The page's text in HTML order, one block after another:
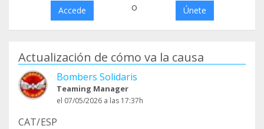
Accede o Únete
Actualización de cómo va la causa
Bombers Solidaris
Teaming Manager
el 07/05/2026 a las 17:37h
CAT/ESP